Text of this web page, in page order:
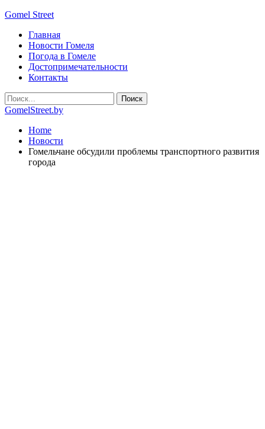
Gomel Street
Главная
Новости Гомеля
Погода в Гомеле
Достопримечательности
Контакты
GomelStreet.by
Home
Новости
Гомельчане обсудили проблемы транспортного развития
города